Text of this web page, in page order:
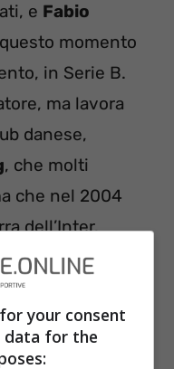
e Fabio
momento
in Serie B.
ma lavora
danese,
, che molti
che nel 2004
dell’Inter.
your consent
data for the